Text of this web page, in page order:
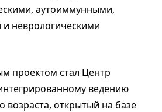
аутоиммунными,
неврологическими
проектом стал Центр
ведению
возраста, открытый на базе